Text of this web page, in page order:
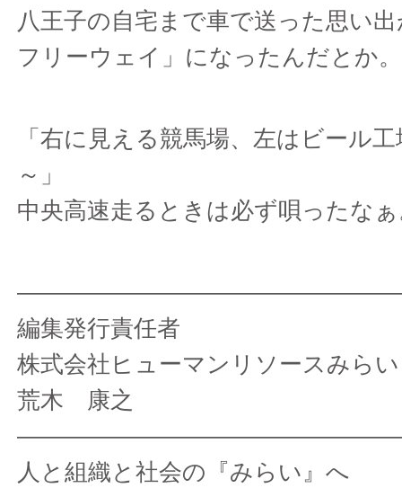
八王子の自宅まで車で送った思い
フリーウェイ」になったんだとか。
「右に見える競馬場、左はビール
～」
中央高速走るときは必ず唄ったな
編集発行責任者
株式会社ヒューマンリソースみらい
荒木 康之
人と組織と社会の『みらい』へ